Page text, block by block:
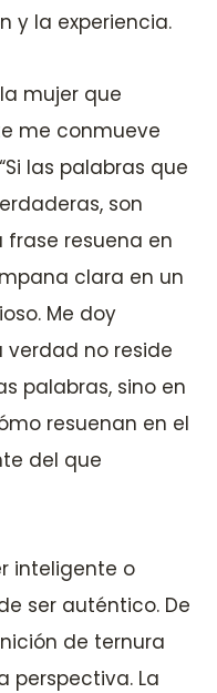
y la experiencia.
mujer que
me conmueve
las palabras que
son
frase resuena en
clara en un
Me doy
no reside
palabras, sino en
resuenan en el
del que
inteligente o
ser auténtico. De
de ternura
perspectiva. La